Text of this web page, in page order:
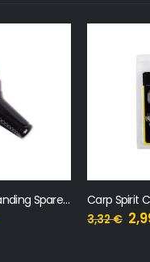
Carp Spirit Camfusion Heli Sleeves & Beads
204,30€